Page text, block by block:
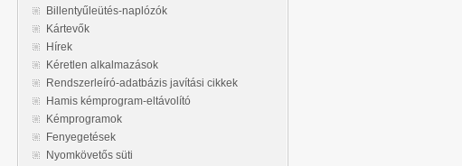
Billentyűleütés-naplózók
Kártevők
Hírek
Kéretlen alkalmazások
Rendszerleíró-adatbázis javítási cikkek
Hamis kémprogram-eltávolító
Kémprogramok
Fenyegetések
Nyomkövetős süti